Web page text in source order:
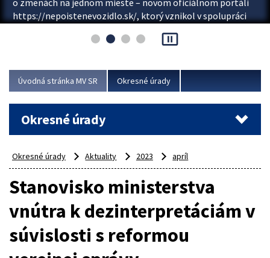
o zmenách na jednom mieste – novom oficiálnom portáli
https://nepoistenevozidlo.sk/, ktorý vznikol v spolupráci
asociácie poisťovní (SLASPO) a Ministerstva vnútra SR.
Viac
pause_presentation
Úvodná stránka MV SR Okresné úrady
Okresné úrady
Okresné úrady Aktuality 2023 apríl
Stanovisko ministerstva
vnútra k dezinterpretáciám v
súvislosti s reformou